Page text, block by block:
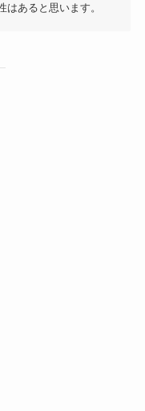
あると思います。